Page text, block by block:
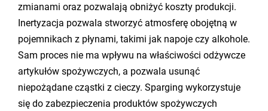
zmianami oraz pozwalają obniżyć koszty produkcji.
Inertyzacja pozwala stworzyć atmosferę obojętną w
pojemnikach z płynami, takimi jak napoje czy alkohole.
Sam proces nie ma wpływu na właściwości odżywcze
artykułów spożywczych, a pozwala usunąć
niepożądane cząstki z cieczy. Sparging wykorzystuje
się do zabezpieczenia produktów spożywczych